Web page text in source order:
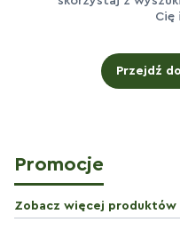
Cię
Przejdź
Promocje
Zobacz więcej produktów